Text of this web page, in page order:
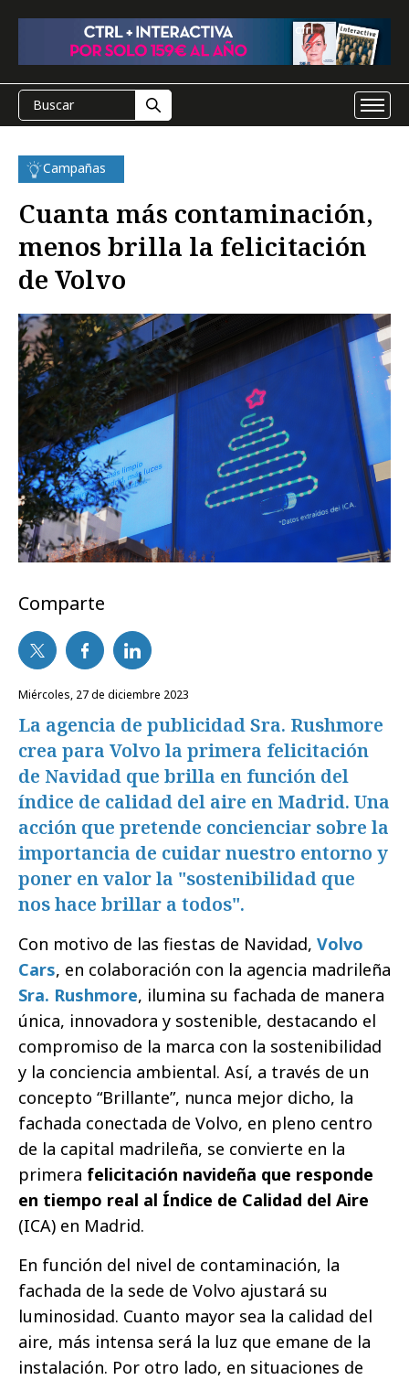
Campañas
Cuanta más contaminación,
menos brilla la felicitación
de Volvo
Comparte
miércoles, 27 de diciembre 2023
La agencia de publicidad Sra. Rushmore
crea para Volvo la primera felicitación
de Navidad que brilla en función del
índice de calidad del aire en Madrid. Una
acción que pretende concienciar sobre la
importancia de cuidar nuestro entorno y
poner en valor la "sostenibilidad que
nos hace brillar a todos".
Con motivo de las fiestas de Navidad, Volvo
Cars, en colaboración con la agencia madrileña
Sra. Rushmore, ilumina su fachada de manera
única, innovadora y sostenible, destacando el
compromiso de la marca con la sostenibilidad
y la conciencia ambiental. Así, a través de un
concepto “Brillante”, nunca mejor dicho, la
fachada conectada de Volvo, en pleno centro
de la capital madrileña, se convierte en la
primera felicitación navideña que responde
en tiempo real al Índice de Calidad del Aire
(ICA) en Madrid.
En función del nivel de contaminación, la
fachada de la sede de Volvo ajustará su
luminosidad. Cuanto mayor sea la calidad del
aire, más intensa será la luz que emane de la
instalación. Por otro lado, en situaciones de